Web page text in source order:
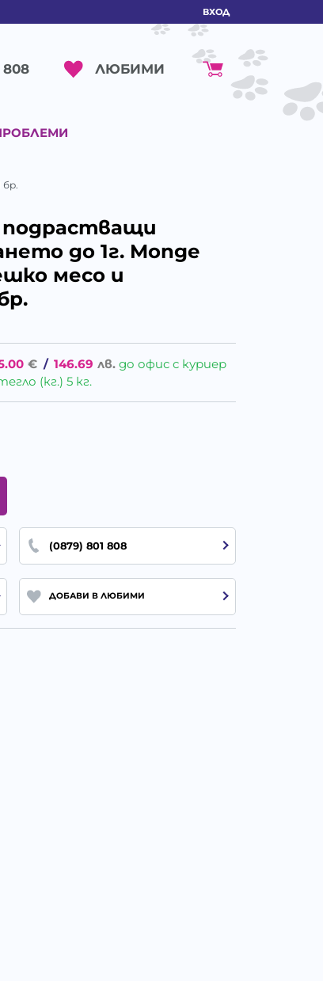
ВХОД
808 ЛЮБИМИ
бр.
до 1г. Monge
месо и
€ / 146.69 лв. до офис с куриер
(кг.) 5 кг.
(0879) 801 808
ДОБАВИ В ЛЮБИМИ